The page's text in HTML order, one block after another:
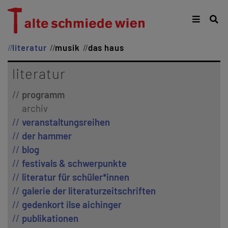
literatur musik das haus
literatur
programm
archiv
veranstaltungsreihen
der hammer
blog
festivals & schwerpunkte
literatur für schüler*innen
galerie der literaturzeitschriften
gedenkort ilse aichinger
publikationen